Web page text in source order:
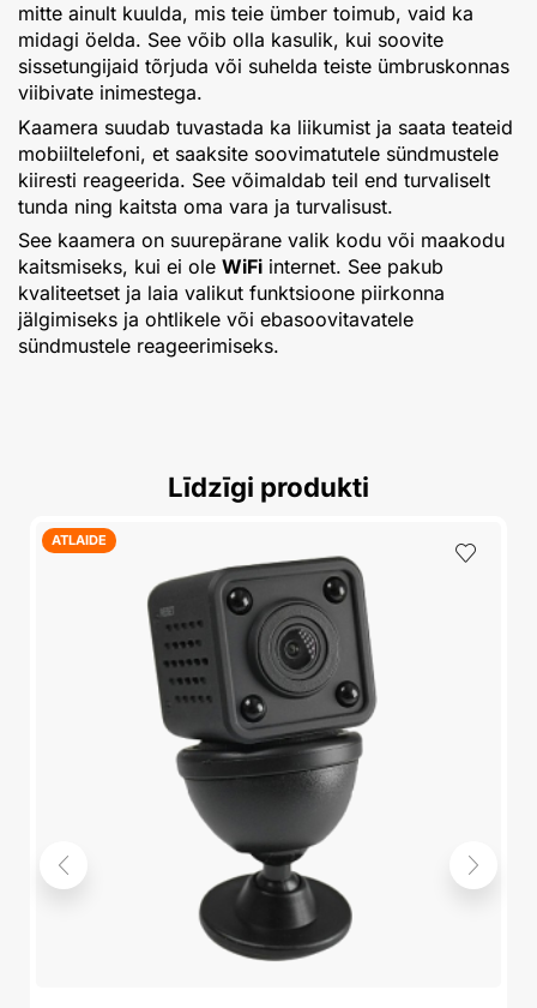
mitte ainult kuulda, mis teie ümber toimub, vaid ka
midagi öelda. See võib olla kasulik, kui soovite
sissetungijaid tõrjuda või suhelda teiste ümbruskonnas
viibivate inimestega.
Kaamera suudab tuvastada ka liikumist ja saata teateid
mobiiltelefoni, et saaksite soovimatutele sündmustele
kiiresti reageerida. See võimaldab teil end turvaliselt
tunda ning kaitsta oma vara ja turvalisust.
See kaamera on suurepärane valik kodu või maakodu
kaitsmiseks, kui ei ole WiFi internet. See pakub
kvaliteetset ja laia valikut funktsioone piirkonna
jälgimiseks ja ohtlikele või ebasoovitavatele
sündmustele reageerimiseks.
Līdzīgi produkti
ATLAIDE